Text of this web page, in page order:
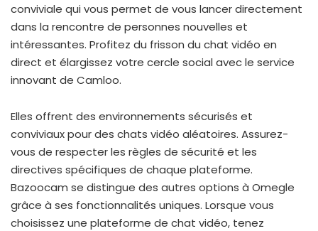
conviviale qui vous permet de vous lancer directement
dans la rencontre de personnes nouvelles et
intéressantes. Profitez du frisson du chat vidéo en
direct et élargissez votre cercle social avec le service
innovant de Camloo.
Elles offrent des environnements sécurisés et
conviviaux pour des chats vidéo aléatoires. Assurez-
vous de respecter les règles de sécurité et les
directives spécifiques de chaque plateforme.
Bazoocam se distingue des autres options à Omegle
grâce à ses fonctionnalités uniques. Lorsque vous
choisissez une plateforme de chat vidéo, tenez